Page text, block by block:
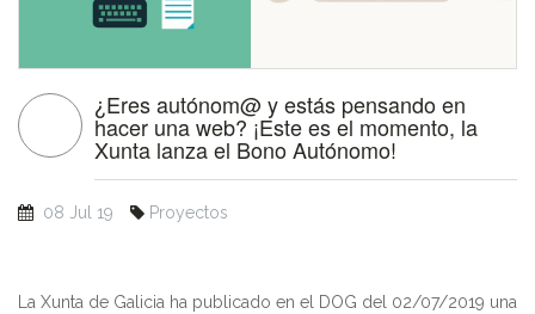
¿Eres autónom@ y estás pensando en
hacer una web? ¡Este es el momento, la
Xunta lanza el Bono Autónomo!
08 Jul 19 Proyectos
La Xunta de Galicia ha publicado en el DOG del 02/07/2019 una